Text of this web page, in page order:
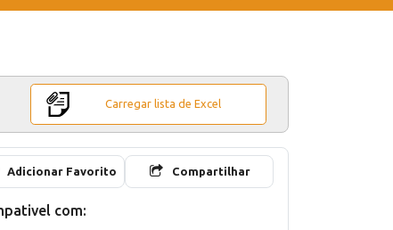
Carregar lista de Excel
Adicionar Favorito Compartilhar
com: